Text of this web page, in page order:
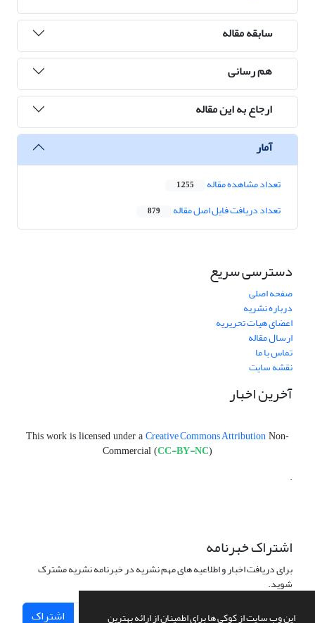
این وب سایت از کوکی ها برای اطمینان از ارائه بهترین
سابقه مقاله
هم رسانی
ارجاع به این مقاله
آمار
تعداد مشاهده مقاله 1,255
تعداد دریافت فایل اصل مقاله 879
دسترسی سریع
صفحه اصلی
درباره نشریه
اعضای هیات تحریریه
ارسال مقاله
تماس با ما
نقشه سایت
آخرین اخبار
This work is licensed under a Creative Commons Attribution Non-
Commercial (CC-BY-NC)
.
اشتراک خبرنامه
برای دریافت اخبار و اطلاعیه های مهم نشریه در خبرنامه نشریه مشترک
شوید.
اشتراک